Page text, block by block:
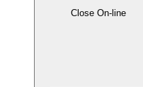
Close On-line